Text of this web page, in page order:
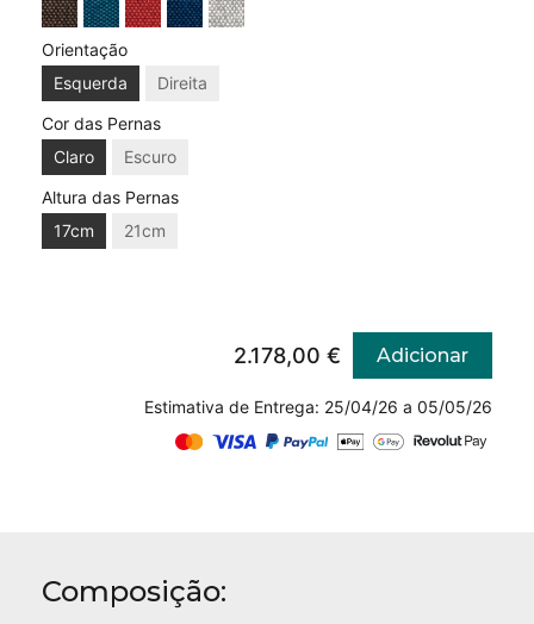
Orientação
Esquerda
Direita
Cor das Pernas
Claro
Escuro
Altura das Pernas
17cm
21cm
2.178,00 € Adicionar
Estimativa de Entrega: 25/04/26 a 05/05/26
Composição: